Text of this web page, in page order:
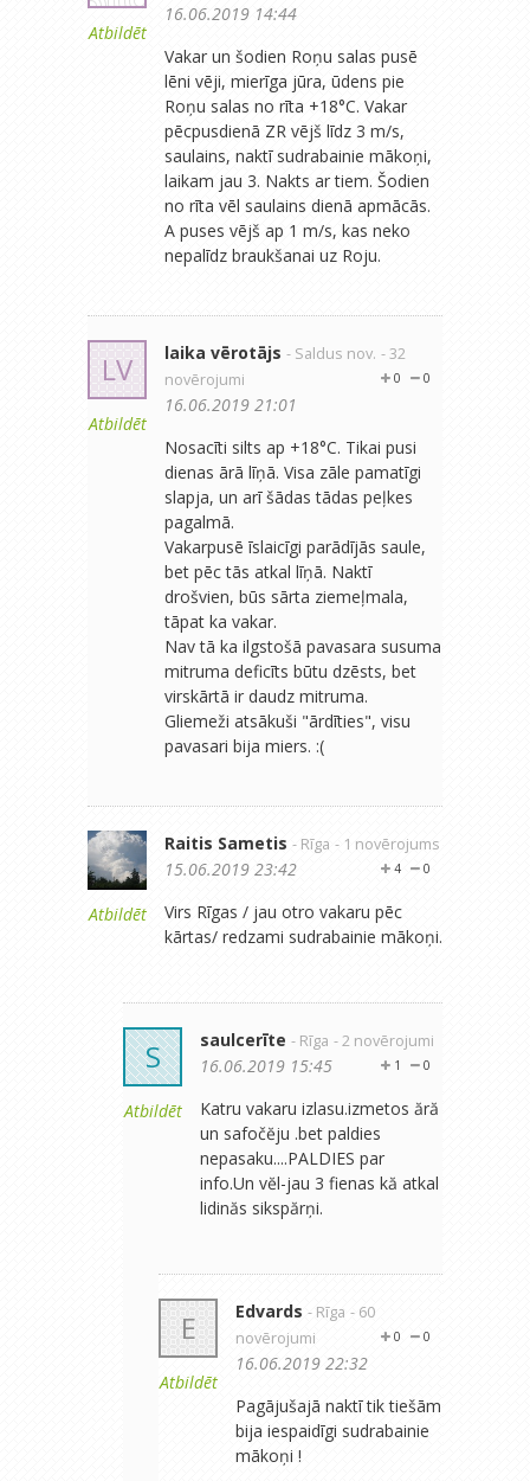
Atbildēt
16.06.2019 14:44
Vakar un šodien Roņu salas pusē
lēni vēji, mierīga jūra, ūdens pie
Roņu salas no rīta +18°C. Vakar
pēcpusdienā ZR vējš līdz 3 m/s,
saulains, naktī sudrabainie mākoņi,
laikam jau 3. Nakts ar tiem. Šodien
no rīta vēl saulains dienā apmācās.
A puses vējš ap 1 m/s, kas neko
nepalīdz braukšanai uz Roju.
LV
Atbildēt
laika vērotājs - Saldus nov. - 32
novērojumi
0
0
16.06.2019 21:01
Nosacīti silts ap +18°C. Tikai pusi
dienas ārā līņā. Visa zāle pamatīgi
slapja, un arī šādas tādas peļkes
pagalmā.
Vakarpusē īslaicīgi parādījās saule,
bet pēc tās atkal līņā. Naktī
drošvien, būs sārta ziemeļmala,
tāpat ka vakar.
Nav tā ka ilgstošā pavasara susuma
mitruma deficīts būtu dzēsts, bet
virskārtā ir daudz mitruma.
Gliemeži atsākuši "ārdīties", visu
pavasari bija miers. :(
Atbildēt
Raitis Sametis - Rīga - 1 novērojums
0
4
15.06.2019 23:42
Virs Rīgas / jau otro vakaru pēc
kārtas/ redzami sudrabainie mākoņi.
S
Atbildēt
saulcerīte - Rīga - 2 novērojumi
0
1
16.06.2019 15:45
Katru vakaru izlasu.izmetos ără
un safočĕju .bet paldies
nepasaku....PALDIES par
info.Un vĕl-jau 3 fienas kă atkal
lidinăs sikspărņi.
E
Atbildēt
Edvards - Rīga - 60
novērojumi
0
0
16.06.2019 22:32
Pagājušajā naktī tik tiešām
bija iespaidīgi sudrabainie
mākoņi !